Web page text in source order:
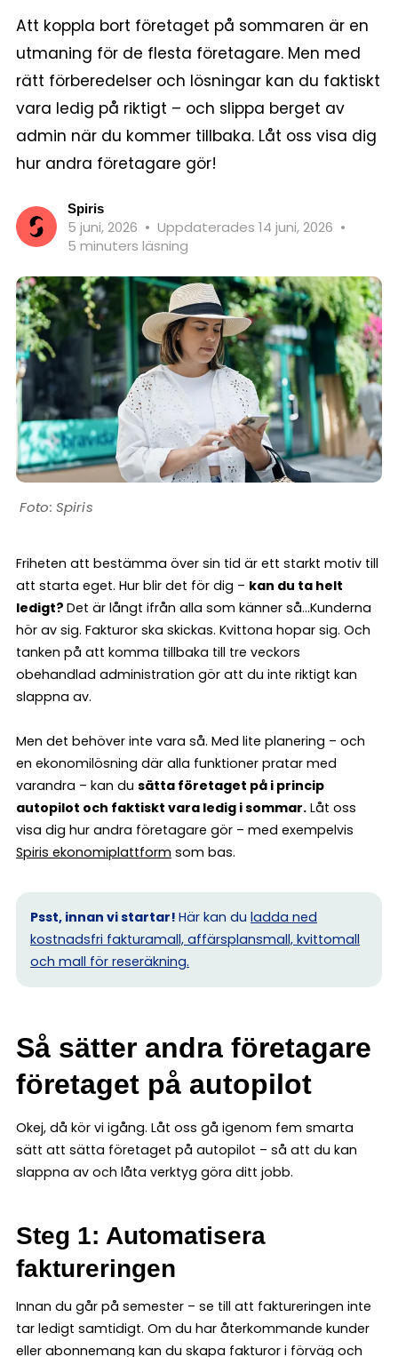
Att koppla bort företaget på sommaren är en
utmaning för de flesta företagare. Men med
rätt förberedelser och lösningar kan du faktiskt
vara ledig på riktigt – och slippa berget av
admin när du kommer tillbaka. Låt oss visa dig
hur andra företagare gör!
Spiris
5 juni, 2026 • Uppdaterades 14 juni, 2026 •
5 minuters läsning
Spiris
Friheten att bestämma över sin tid är ett starkt motiv till
att starta eget. Hur blir det för dig – kan du ta helt
ledigt? Det är långt ifrån alla som känner så…Kunderna
hör av sig. Fakturor ska skickas. Kvittona hopar sig. Och
tanken på att komma tillbaka till tre veckors
obehandlad administration gör att du inte riktigt kan
slappna av.
Men det behöver inte vara så. Med lite planering – och
en ekonomilösning där alla funktioner pratar med
varandra – kan du sätta företaget på i princip
autopilot och faktiskt vara ledig i sommar. Låt oss
visa dig hur andra företagare gör – med exempelvis
Spiris ekonomiplattform som bas.
Psst, innan vi startar! Här kan du ladda ned
kostnadsfri fakturamall, affärsplansmall, kvittomall
och mall för reseräkning.
Så sätter andra företagare
företaget på autopilot
Okej, då kör vi igång. Låt oss gå igenom fem smarta
sätt att sätta företaget på autopilot – så att du kan
slappna av och låta verktyg göra ditt jobb.
Steg 1: Automatisera
faktureringen
Innan du går på semester – se till att faktureringen inte
tar ledigt samtidigt. Om du har återkommande kunder
eller abonnemang kan du skapa fakturor i förväg och